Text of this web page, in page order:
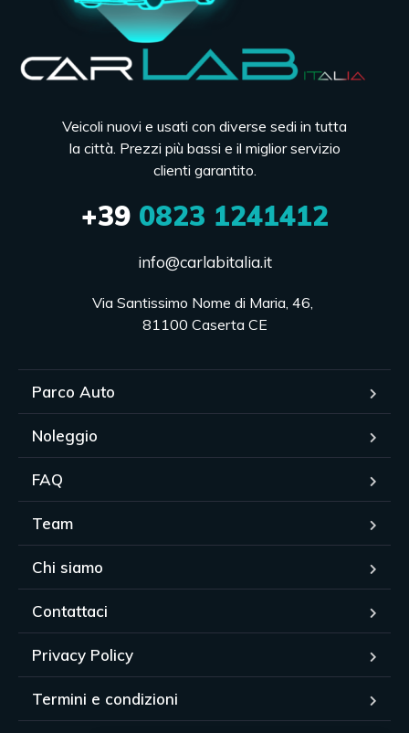
Veicoli nuovi e usati con diverse sedi in tutta
la città. Prezzi più bassi e il miglior servizio
clienti garantito.
+390823 1241412
info@carlabitalia.it
Via Santissimo Nome di Maria, 46,
81100 Caserta CE
Parco Auto
Noleggio
FAQ
Team
Chi siamo
Contattaci
Privacy Policy
Termini e condizioni